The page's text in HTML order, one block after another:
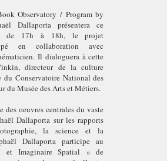
Observatory / Program by
Dallaporta présentera ce
de 17h à 18h, le projet
en collaboration avec
Il dialoguera à cette
directeur de la culture
Conservatoire National des
du Musée des Arts et Métiers.
des oeuvres centrales du vaste
Dallaporta sur les rapports
la science et la
Dallaporta participe au
et Imaginaire Spatial » de